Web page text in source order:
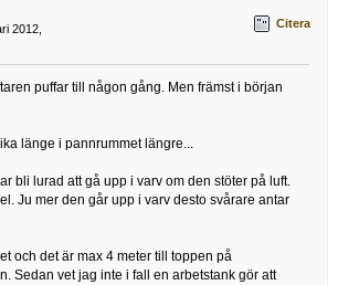
2012,
Citera
puffar till någon gång. Men främst i början
länge i pannrummet längre...
bli lurad att gå upp i varv om den stöter på luft.
Ju mer den går upp i varv desto svårare antar
och det är max 4 meter till toppen på
Sedan vet jag inte i fall en arbetstank gör att